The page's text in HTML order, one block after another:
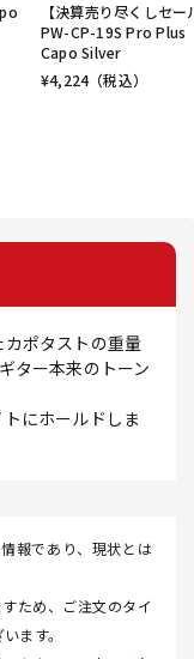
【決算売り尽くしセー
PW-CP-19S Pro Plus
Capo Silver
¥4,224（税込）
ポタストの重量
ター本来のトーン
にホールドしま
報であり、現状とは
ため、ご注文のタイ
ます。